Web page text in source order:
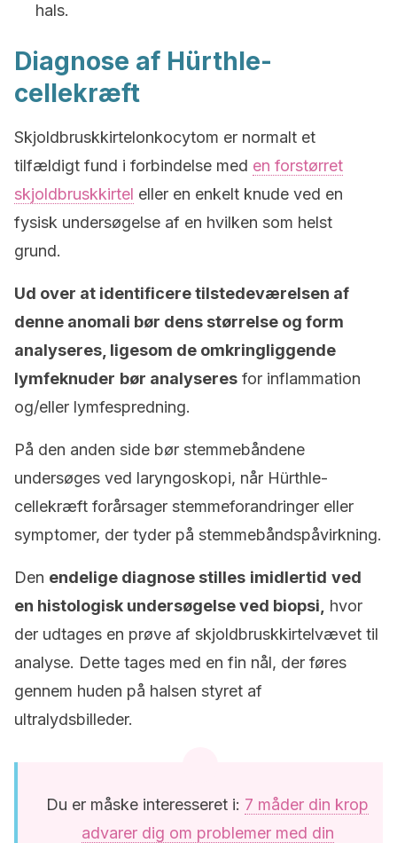
hals.
Diagnose af Hürthle-
cellekræft
Skjoldbruskkirtelonkocytom er normalt et
tilfældigt fund i forbindelse med en forstørret
skjoldbruskkirtel eller en enkelt knude ved en
fysisk undersøgelse af en hvilken som helst
grund.
Ud over at identificere tilstedeværelsen af
denne anomali bør dens størrelse og form
analyseres, ligesom de omkringliggende
lymfeknuder bør analyseres for inflammation
og/eller lymfespredning.
På den anden side bør stemmebåndene
undersøges ved laryngoskopi, når Hürthle-
cellekræft forårsager stemmeforandringer eller
symptomer, der tyder på stemmebåndspåvirkning.
Den endelige diagnose stilles imidlertid ved
en histologisk undersøgelse ved biopsi,
hvor
der udtages en prøve af skjoldbruskkirtelvævet til
analyse. Dette tages med en fin nål, der føres
gennem huden på halsen styret af
ultralydsbilleder.
Du er måske interesseret i: 7 måder din krop
advarer dig om problemer med din